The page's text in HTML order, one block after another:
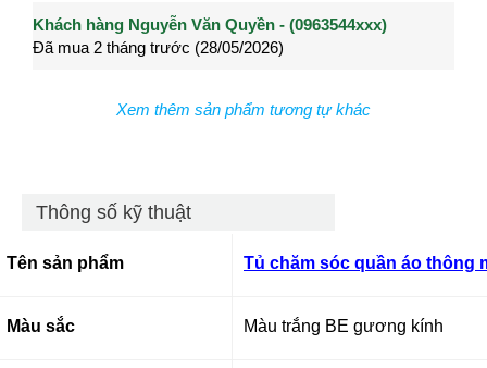
Khách hàng Nguyễn Văn Quyền - (0963544xxx)
Đã mua 2 tháng trước (28/05/2026)
Khách hàng Nguyễn Thành Long - (0902021xxx)
Đã mua 3 tháng trước (27/04/2026)
Xem thêm sản phẩm tương tự khác
Thông số kỹ thuật
Tên sản phẩm Tủ chăm sóc quần áo thông
Màu sắc Màu trắng BE gương kính